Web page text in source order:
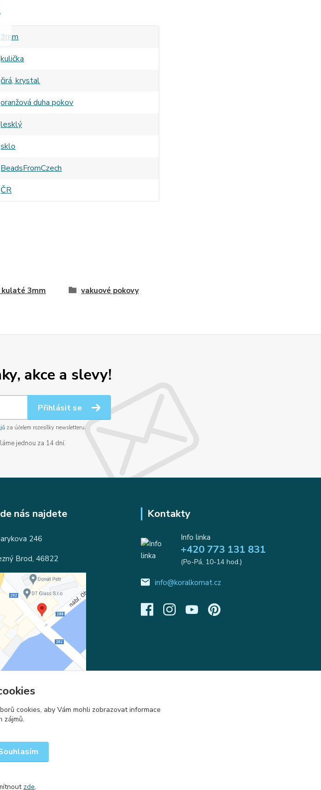
3mm
kulička
čirá, krystal
oranžová duha pokov
lesklý
sklo
BeadsFromCzech
ČR
kulaté 3mm vakuové pokovy
akce a slevy!
Přihlásit se
za účelem rozesílky newsletteru.
jednou za 14 dní.
nás najdete
246
Brod, 46822
Kontakty
Info linka
+420 773 131 831
(Po-Pá, 10-14 hod.)
info@koralkomat.cz
cookies, aby Vám mohli zobrazovat informace
zájmů.
zde.